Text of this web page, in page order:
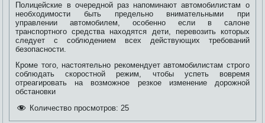
Полицейские в очередной раз напоминают автомобилистам о
необходимости быть предельно внимательными при
управлении автомобилем, особенно если в салоне
транспортного средства находятся дети, перевозить которых
следует с соблюдением всех действующих требований
безопасности.
Кроме того, настоятельно рекомендует автомобилистам строго
соблюдать скоростной режим, чтобы успеть вовремя
отреагировать на возможное резкое изменение дорожной
обстановки
Количество просмотров: 25